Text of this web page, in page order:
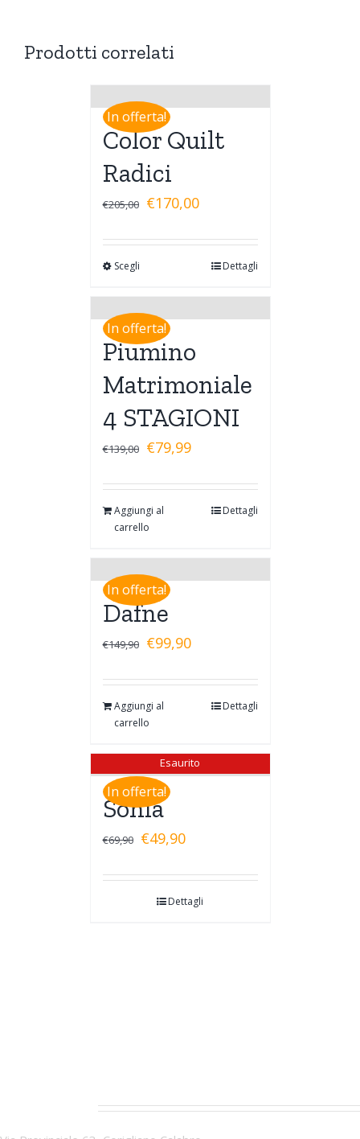
Prodotti correlati
In offerta!
Color Quilt
Radici
€205,00 €170,00
Scegli Dettagli
In offerta!
Piumino
Matrimoniale
4 STAGIONI
€139,00 €79,99
Aggiungi al
carrello
Dettagli
In offerta!
Dafne
€149,90 €99,90
Aggiungi al
carrello
Dettagli
In offerta!
Esaurito
Sonia
€69,90 €49,90
Dettagli